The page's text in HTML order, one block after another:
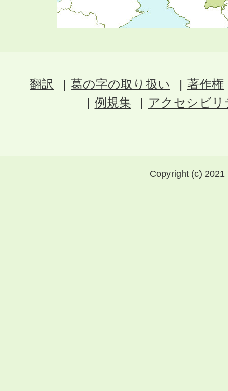
翻訳 葛の字の取り扱い
著作権
例規集
アクセシビ
Copyright (c)